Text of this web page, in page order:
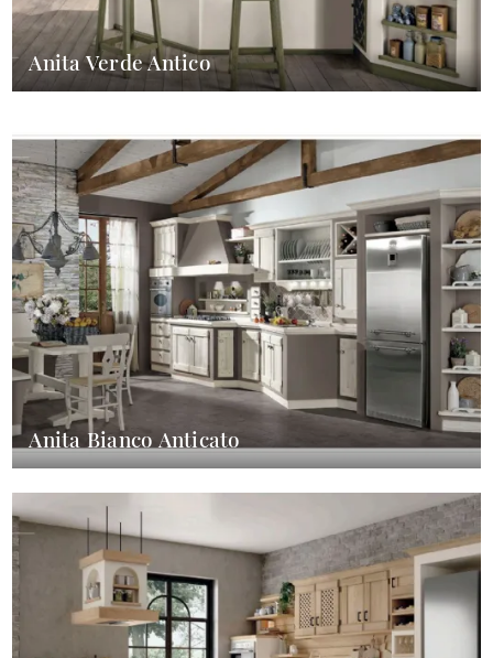
Anita Verde Antico
Anita Bianco Anticato